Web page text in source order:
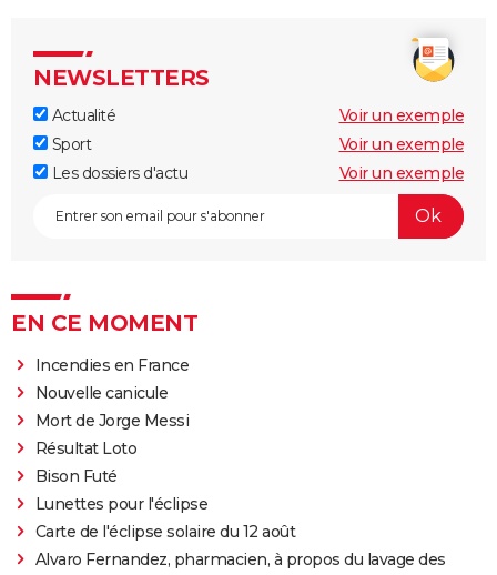
NEWSLETTERS
Actualité
Voir un exemple
Sport
Voir un exemple
Les dossiers d'actu
Voir un exemple
EN CE MOMENT
Incendies en France
Nouvelle canicule
Mort de Jorge Messi
Résultat Loto
Bison Futé
Lunettes pour l'éclipse
Carte de l'éclipse solaire du 12 août
Alvaro Fernandez, pharmacien, à propos du lavage des